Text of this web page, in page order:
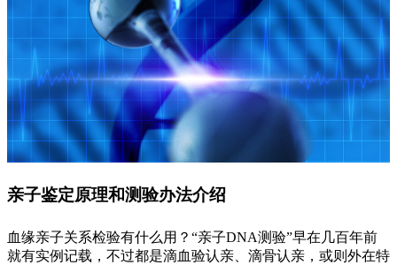
亲子鉴定原理和测验办法介绍
血缘亲子关系检验有什么用？“亲子DNA测验”早在几百年前
就有实例记载，不过都是滴血验认亲、滴骨认亲，或则外在特